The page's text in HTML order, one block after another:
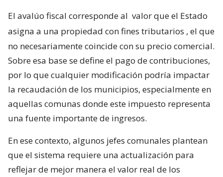
El avalúo fiscal corresponde al valor que el Estado
asigna a una propiedad con fines tributarios , el que
no necesariamente coincide con su precio comercial.
Sobre esa base se define el pago de contribuciones,
por lo que cualquier modificación podría impactar
la recaudación de los municipios, especialmente en
aquellas comunas donde este impuesto representa
una fuente importante de ingresos.
En ese contexto, algunos jefes comunales plantean
que el sistema requiere una actualización para
reflejar de mejor manera el valor real de los